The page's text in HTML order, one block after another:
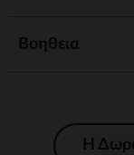
Βοηθεια
Η